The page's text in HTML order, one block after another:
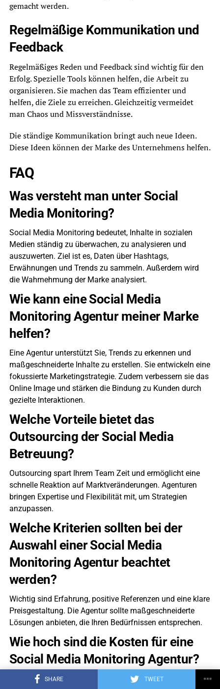
SHARE TWEET
gemacht werden.
Regelmäßige Kommunikation und
Feedback
Regelmäßiges Reden und Feedback sind wichtig für den
Erfolg. Spezielle Tools können helfen, die Arbeit zu
organisieren. Sie machen das Team effizienter und
helfen, die Ziele zu erreichen. Gleichzeitig vermeidet
man Chaos und Missverständnisse.
Die ständige Kommunikation bringt auch neue Ideen.
Diese Ideen können der Marke des Unternehmens helfen.
FAQ
Was versteht man unter Social
Media Monitoring?
Social Media Monitoring bedeutet, Inhalte in sozialen
Medien ständig zu überwachen, zu analysieren und
auszuwerten. Ziel ist es, Daten über Hashtags,
Erwähnungen und Trends zu sammeln. Außerdem wird
die Wahrnehmung der Marke analysiert.
Wie kann eine Social Media
Monitoring Agentur meiner Marke
helfen?
Eine Agentur unterstützt Sie, Trends zu erkennen und
maßgeschneiderte Inhalte zu erstellen. Sie entwickeln eine
fokussierte Marketingstrategie. Zudem verbessern sie das
Online Image und stärken die Bindung zu Kunden durch
gezielte Interaktionen.
Welche Vorteile bietet das
Outsourcing der Social Media
Betreuung?
Outsourcing spart Ihrem Team Zeit und ermöglicht eine
schnelle Reaktion auf Marktveränderungen. Agenturen
bringen Expertise und Flexibilität mit, um Strategien
anzupassen.
Welche Kriterien sollten bei der
Auswahl einer Social Media
Monitoring Agentur beachtet
werden?
Wichtig sind Erfahrung, positive Referenzen und eine klare
Preisgestaltung. Die Agentur sollte maßgeschneiderte
Lösungen anbieten, die Ihren Bedürfnissen entsprechen.
Wie hoch sind die Kosten für eine
Social Media Monitoring Agentur?
Die Kosten variieren je nach Leistungsumfang. Ein